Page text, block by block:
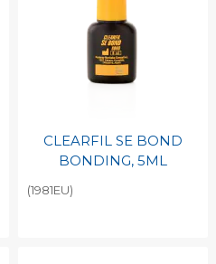
CLEARFIL SE BOND
BONDING, 5ML
(1981EU)